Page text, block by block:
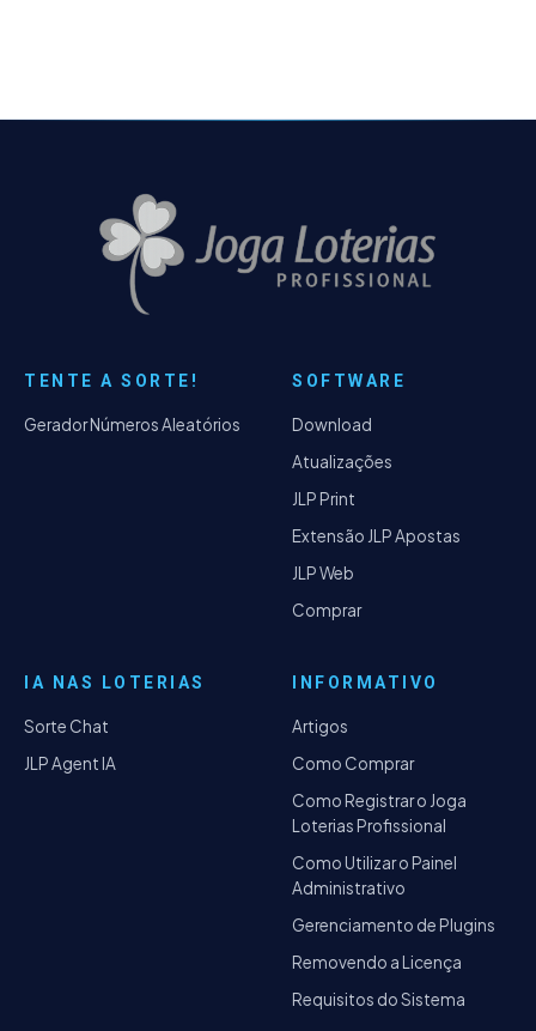
TENTE A SORTE!
Gerador Números Aleatórios
SOFTWARE
Download
Atualizações
JLP Print
Extensão JLP Apostas
JLP Web
Comprar
IA NAS LOTERIAS
Sorte Chat
JLP Agent IA
INFORMATIVO
Artigos
Como Comprar
Como Registrar o Joga
Loterias Profissional
Como Utilizar o Painel
Administrativo
Gerenciamento de Plugins
Removendo a Licença
Requisitos do Sistema